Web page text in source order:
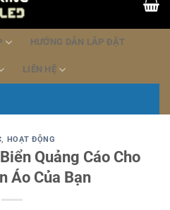
HƯỚNG DẪN LẮP ĐẶT
LIÊN HỆ
HOẠT ĐỘNG
Quảng Cáo Cho
Áo Của Bạn